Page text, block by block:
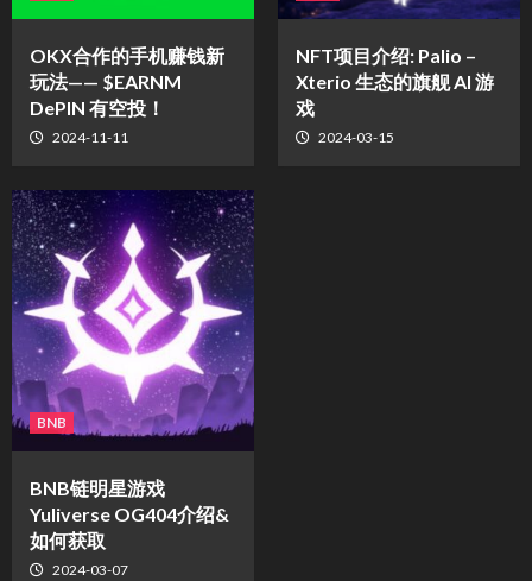
OKX合作的手机赚钱新
玩法—— $EARNM
DePIN 有空投！
2024-11-11
NFT项目介绍: Palio –
Xterio 生态的旗舰 AI 游
戏
2024-03-15
BNB
BNB链明星游戏
Yuliverse OG404介绍&
如何获取
2024-03-07